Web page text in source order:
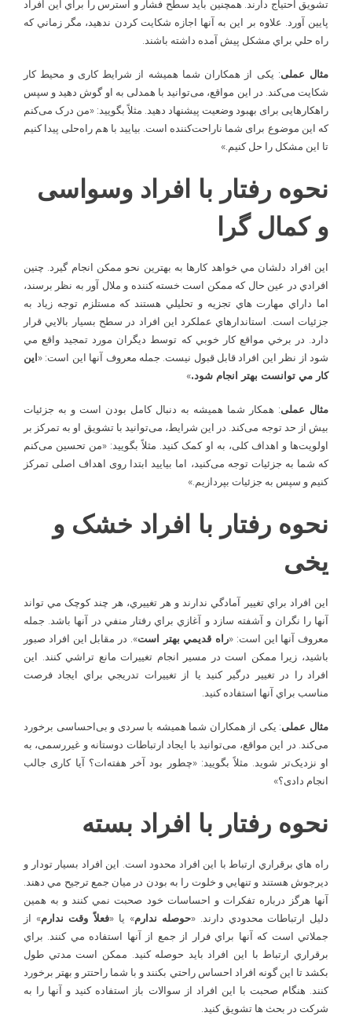
تشويق احتياج دارند. همچنين بايد سطح فشار و استرس را براي اين افراد
پايين آورد. علاوه بر اين به آنها اجازه شکايت کردن ندهيد، مگر زماني که
راه حلي براي مشکل پيش آمده داشته باشند.
مثال عملی: یکی از همکاران شما همیشه از شرایط کاری و محیط کار
شکایت می‌کند. در این مواقع، می‌توانید با همدلی به او گوش دهید و سپس
راهکارهایی برای بهبود وضعیت پیشنهاد دهید. مثلاً بگویید: «من درک می‌کنم
که این موضوع برای شما ناراحت‌کننده است. بیایید با هم راه‌حلی پیدا کنیم
تا این مشکل را حل کنیم.»
نحوه رفتار با افراد وسواسی
و کمال گرا
اين افراد دلشان مي خواهد کارها به بهترين نحو ممکن انجام گيرد. چنين
افرادي در عين حال که ممکن است خسته کننده و ملال آور به نظر برسند،
اما داراي مهارت هاي تجزيه و تحليلي هستند که مستلزم توجه زياد به
جزئيات است. استاندارهاي عملکرد اين افراد در سطح بسيار بالايي قرار
دارد. در برخي مواقع کار خوبي که توسط ديگران مورد تمجيد واقع مي
شود از نظر اين افراد قابل قبول نيست. جمله معروف آنها اين است: «اين
کار مي توانست بهتر انجام شود.»
مثال عملی: همکار شما همیشه به دنبال کامل بودن است و به جزئیات
بیش از حد توجه می‌کند. در این شرایط، می‌توانید با تشویق او به تمرکز بر
اولویت‌ها و اهداف کلی، به او کمک کنید. مثلاً بگویید: «من تحسین می‌کنم
که شما به جزئیات توجه می‌کنید، اما بیایید ابتدا روی اهداف اصلی تمرکز
کنیم و سپس به جزئیات بپردازیم.»
نحوه رفتار با افراد خشک و
یخی
اين افراد براي تغيير آمادگي ندارند و هر تغييري، هر چند کوچک مي تواند
آنها را نگران و آشفته سازد و آغازي براي رفتار منفي در آنها باشد. جمله
معروف آنها اين است: «راه قديمي بهتر است». در مقابل اين افراد صبور
باشيد، زيرا ممکن است در مسير انجام تغييرات مانع تراشي کنند. اين
افراد را در تغيير درگير کنيد يا از تغييرات تدريجي براي ايجاد فرصت
مناسب براي آنها استفاده کنيد.
مثال عملی: یکی از همکاران شما همیشه با سردی و بی‌احساسی برخورد
می‌کند. در این مواقع، می‌توانید با ایجاد ارتباطات دوستانه و غیررسمی، به
او نزدیک‌تر شوید. مثلاً بگویید: «چطور بود آخر هفته‌ات؟ آیا کاری جالب
انجام دادی؟»
نحوه رفتار با افراد بسته
راه هاي برقراري ارتباط با اين افراد محدود است. اين افراد بسيار تودار و
ديرجوش هستند و تنهايي و خلوت را به بودن در ميان جمع ترجيح مي دهند.
آنها هرگز درباره تفکرات و احساسات خود صحبت نمي کنند و به همين
دليل ارتباطات محدودي دارند. «حوصله ندارم» يا «فعلاً وقت ندارم» از
جملاتي است که آنها براي فرار از جمع از آنها استفاده مي کنند. براي
برقراري ارتباط با اين افراد بايد حوصله کنيد. ممکن است مدتي طول
بکشد تا اين گونه افراد احساس راحتي بکنند و با شما راحت­تر و بهتر برخورد
کنند. هنگام صحبت با اين افراد از سوالات باز استفاده کنيد و آنها را به
شرکت در بحث ها تشويق کنيد.